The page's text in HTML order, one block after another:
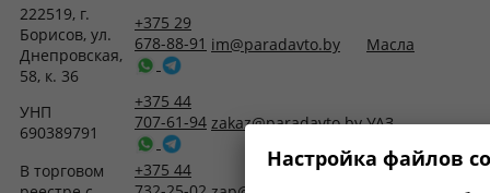
Настройка файлов
222519, г.
Борисов, ул.
Днепровская,
58, к. 36
+375 29
678-88-91 im@paradavto.by Масла
УНП
690389791
+375 44
707-61-94 zakaz@paradavto.by УАЗ
В торговом
+375 44